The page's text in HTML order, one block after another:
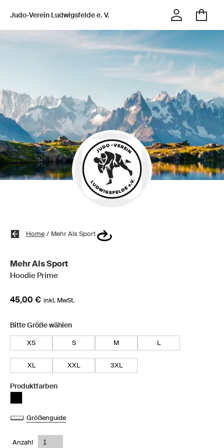
Judo-Verein Ludwigsfelde e. V.
Home / Mehr Als Sport
Mehr Als Sport
Hoodie Prime
45,00 € inkl. MwSt.
Bitte Größe wählen
XS S M L
XL XXL 3XL
Produktfarben
Größenguide
Anzahl